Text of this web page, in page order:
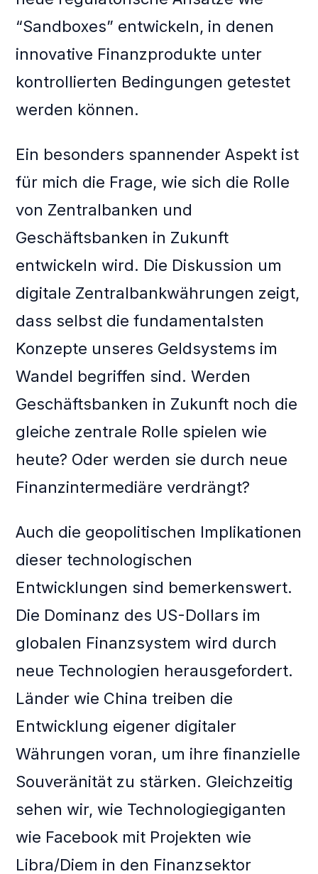
“Sandboxes” entwickeln, in denen
innovative Finanzprodukte unter
kontrollierten Bedingungen getestet
werden können.
Ein besonders spannender Aspekt ist
für mich die Frage, wie sich die Rolle
von Zentralbanken und
Geschäftsbanken in Zukunft
entwickeln wird. Die Diskussion um
digitale Zentralbankwährungen zeigt,
dass selbst die fundamentalsten
Konzepte unseres Geldsystems im
Wandel begriffen sind. Werden
Geschäftsbanken in Zukunft noch die
gleiche zentrale Rolle spielen wie
heute? Oder werden sie durch neue
Finanzintermediäre verdrängt?
Auch die geopolitischen Implikationen
dieser technologischen
Entwicklungen sind bemerkenswert.
Die Dominanz des US-Dollars im
globalen Finanzsystem wird durch
neue Technologien herausgefordert.
Länder wie China treiben die
Entwicklung eigener digitaler
Währungen voran, um ihre finanzielle
Souveränität zu stärken. Gleichzeitig
sehen wir, wie Technologiegiganten
wie Facebook mit Projekten wie
Libra/Diem in den Finanzsektor